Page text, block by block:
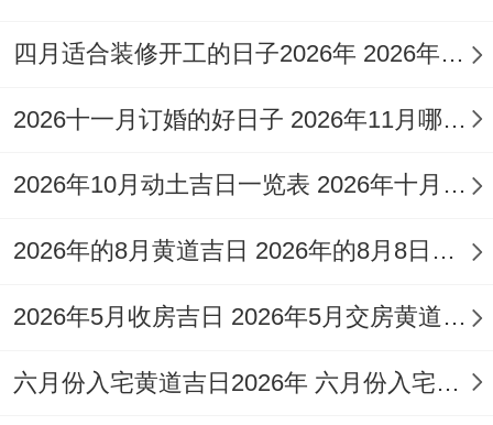
十
7
30
星
四
乙
日
（吉）
开市、开
易、求财
就在七月的这些好日子里 -有几个日子尤其
四月适合装修开工的日子2026年 2026年四月份适合装修开工的黄道吉日
2026十一月订婚的好日子 2026年11月哪天订婚好
2026年10月动土吉日一览表 2026年十月六日能动土吗
2026年的8月黄道吉日 2026年的8月8日是星期几
2026年5月收房吉日 2026年5月交房黄道吉日
六月份入宅黄道吉日2026年 六月份入宅黄道吉日查询